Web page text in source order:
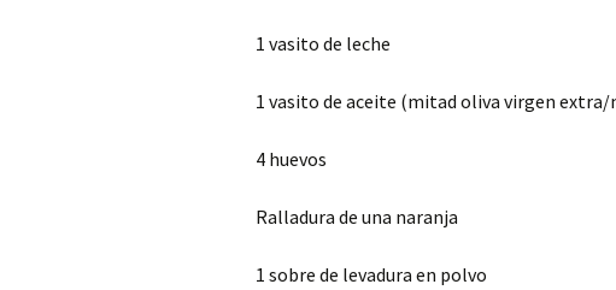
1 vasito de leche
1 vasito de aceite (mitad oliva virgen
4 huevos
Ralladura de una naranja
1 sobre de levadura en polvo